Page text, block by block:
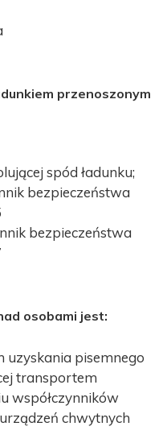
przenoszonym
spód ładunku;
bezpieczeństwa
bezpieczeństwa
osobami jest:
uzyskania pisemnego
transportem
współczynników
chwytnych